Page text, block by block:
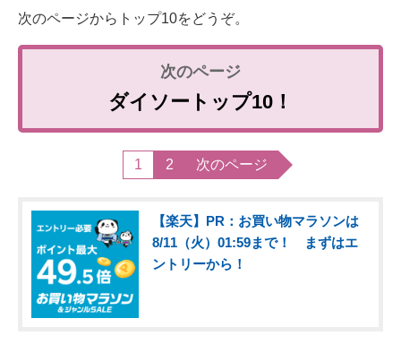
次のページからトップ10をどうぞ。
ダイソートップ10！
1 2 次のページ
【楽天】PR：お買い物マラソンは
8/11（火）01:59まで！ まずはエ
ントリーから！